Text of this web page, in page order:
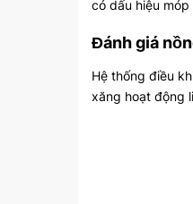
có dấu hiệu
Đánh giá
Hệ thống điều
xăng hoạt động